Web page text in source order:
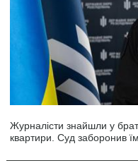
Журналісти знайшли у
квартири. Суд заборонив